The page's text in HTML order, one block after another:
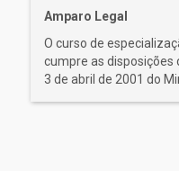
Amparo Legal
O curso de
cumpre as disposições
3 de abril de 2001 do